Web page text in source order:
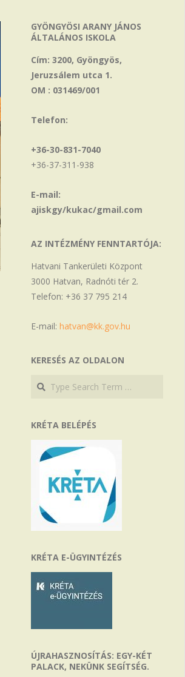
GYÖNGYÖSI ARANY JÁNOS
ÁLTALÁNOS ISKOLA
Cím: 3200, Gyöngyös,
Jeruzsálem utca 1.
OM : 031469/001
Telefon:
+36-30-831-7040
+36-37-311-938
E-mail:
ajiskgy/kukac/gmail.com
AZ INTÉZMÉNY FENNTARTÓJA:
Hatvani Tankerületi Központ
3000 Hatvan, Radnóti tér 2.
Telefon: +36 37 795 214
E-mail: hatvan@kk.gov.hu
KERESÉS AZ OLDALON
Search
Search
KRÉTA BELÉPÉS
KRÉTA E-ÜGYINTÉZÉS
ÚJRAHASZNOSÍTÁS: EGY-KÉT
PALACK, NEKÜNK SEGÍTSÉG.